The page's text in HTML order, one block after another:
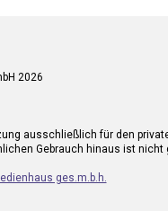
2026
ausschließlich für den
Gebrauch hinaus ist nicht
ges.m.b.h.